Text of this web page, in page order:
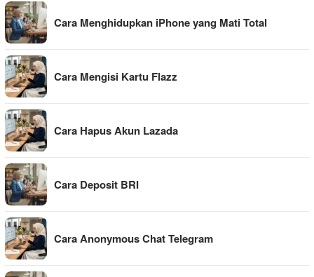
Cara Menghidupkan iPhone yang Mati Total
Cara Mengisi Kartu Flazz
Cara Hapus Akun Lazada
Cara Deposit BRI
Cara Anonymous Chat Telegram